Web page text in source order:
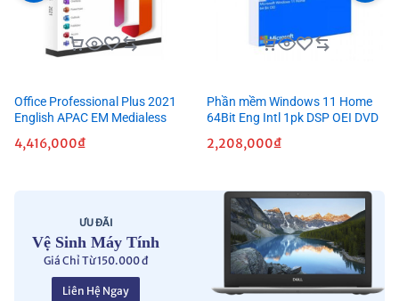
Office Professional Plus 2021
English APAC EM Medialess
4,416,000₫
Phần mềm Windows 11 Home
64Bit Eng Intl 1pk DSP OEI DVD
2,208,000₫
ƯU ĐÃI
Vệ Sinh Máy Tính
Giá Chỉ Từ 150.000 đ
Liên Hệ Ngay